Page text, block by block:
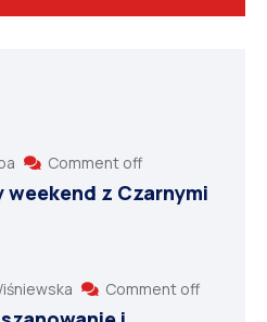
Comment off
weekend z Czarnymi
Comment off